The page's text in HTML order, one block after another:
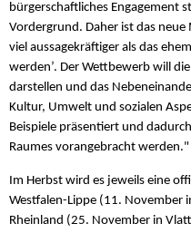
bürgerschaftliches Engagement
Vordergrund. Daher ist das
viel aussagekräftiger als das
werden’. Der Wettbewerb will
darstellen und das
Kultur, Umwelt und sozialen
Beispiele präsentiert und
Raumes vorangebracht werden."
Im Herbst wird es jeweils eine
Westfalen-Lippe (11. November
Rheinland (25. November in